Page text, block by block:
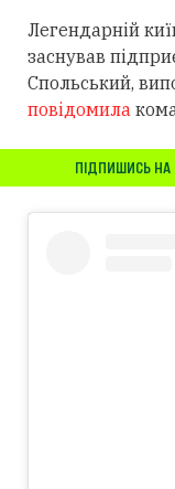
Легендарній
заснував
Спольський,
повідомила
ПІДПИШИСЬ НА